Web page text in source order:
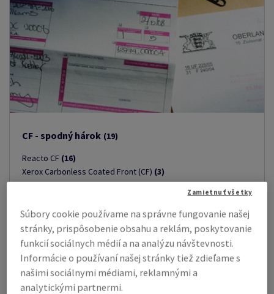
CF - spodný hárok (19)
Reacto CF (16)
Xerox Carbonless Coated Front (CF) (3)
Súbory cookie používame na správne fungovanie našej
stránky, prispôsobenie obsahu a reklám, poskytovanie
funkcií sociálnych médií a na analýzu návštevnosti.
Informácie o používaní našej stránky tiež zdieľame s
našimi sociálnymi médiami, reklamnými a
analytickými partnermi.
Zamietnuť všetky